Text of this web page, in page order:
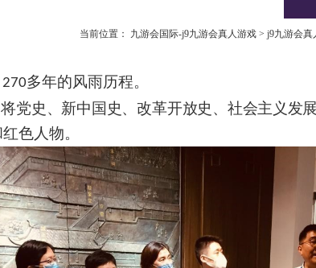
当前位置： 九游会国际-j9九游会真人游戏 > j9九游会真
270多年的风雨历程。
党史、新中国史、改革开放史、社会主义发
色人物。